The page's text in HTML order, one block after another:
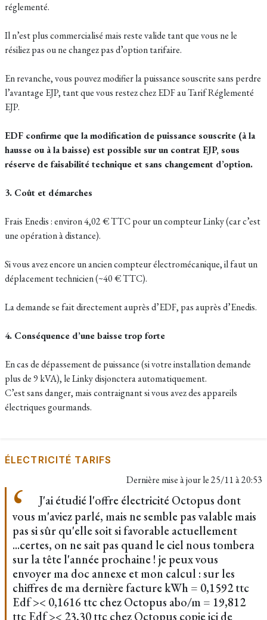
réglementé.
Il n’est plus commercialisé mais reste valide tant que vous ne le
résiliez pas ou ne changez pas d’option tarifaire.
En revanche, vous pouvez modifier la puissance souscrite sans perdre
l’avantage EJP, tant que vous restez chez EDF au Tarif Réglementé
EJP.
EDF confirme que la modification de puissance souscrite (à la
hausse ou à la baisse) est possible sur un contrat EJP, sous
réserve de faisabilité technique et sans changement d’option.
3. Coût et démarches
Frais Enedis : environ 4,02 € TTC pour un compteur Linky (car c’est
une opération à distance).
Si vous avez encore un ancien compteur électromécanique, il faut un
déplacement technicien (~40 € TTC).
La demande se fait directement auprès d’EDF, pas auprès d’Enedis.
4. Conséquence d’une baisse trop forte
En cas de dépassement de puissance (si votre installation demande
plus de 9 kVA), le Linky disjonctera automatiquement.
C’est sans danger, mais contraignant si vous avez des appareils
électriques gourmands.
ÉLECTRICITÉ TARIFS
Dernière mise à jour le25/11 à 20:53
J'ai étudié l'offre électricité Octopus dont
vous m'aviez parlé, mais ne semble pas valable mais
pas si sûr qu'elle soit si favorable actuellement
...certes, on ne sait pas quand le ciel nous tombera
sur la tête l'année prochaine ! je peux vous
envoyer ma doc annexe et mon calcul : sur les
chiffres de ma dernière facture kWh = 0,1592 ttc
Edf >< 0,1616 ttc chez Octopus abo/m = 19,812
ttc Edf >< 23,30 ttc chez Octopus copie ici de